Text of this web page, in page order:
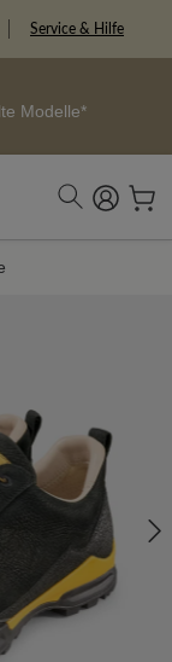
Service & Hilfe
Modelle*